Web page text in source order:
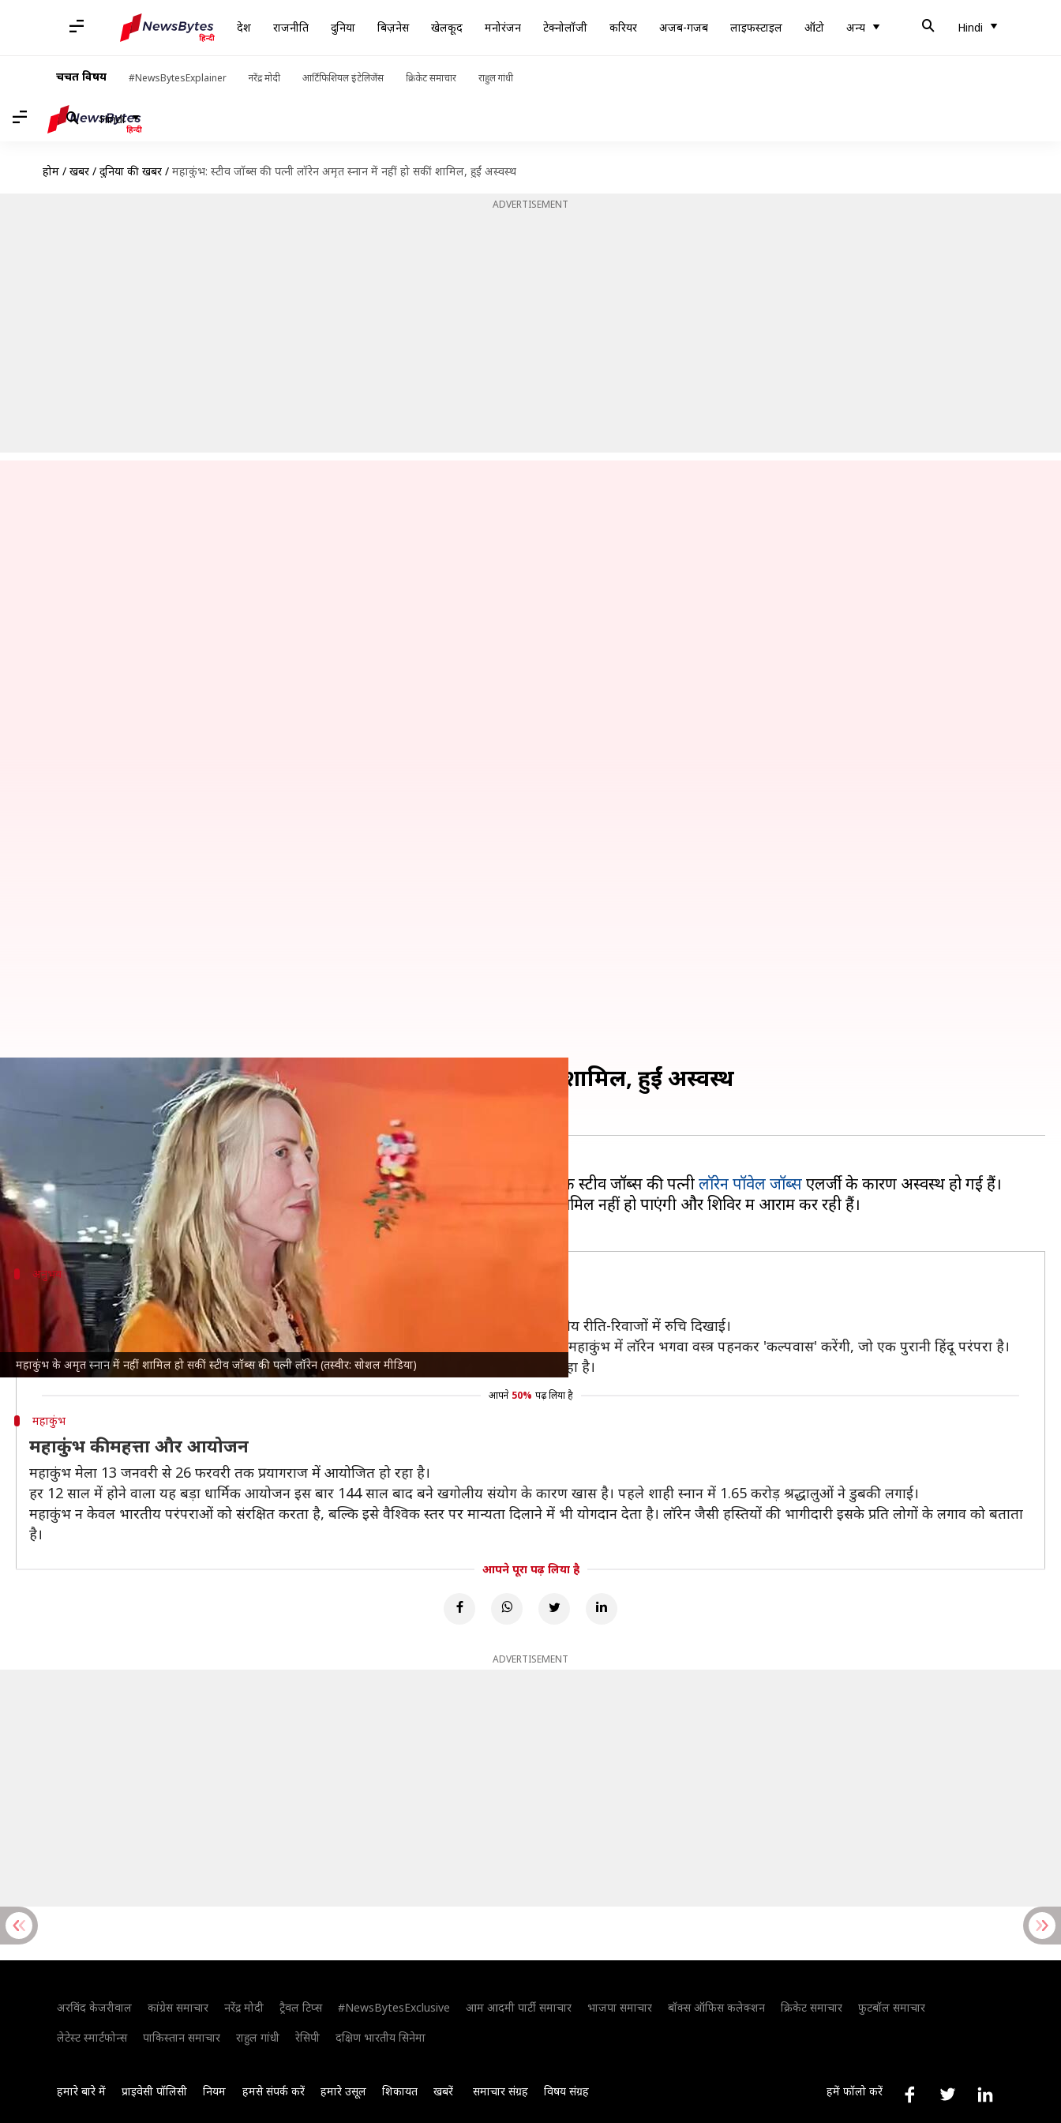
देश राजनीति दुनिया बिज़नेस खेलकूद मनोरंजन टेक्नोलॉजी करियर अजब-गजब लाइफस्टाइल ऑटो अन्य Hindi
चर्चित विषय #NewsBytesExplainer नरेंद्र मोदी आर्टिफिशियल इंटेलिजेंस क्रिकेट समाचार राहुल गांधी
Hindi
होम / खबरें / दुनिया की खबरें / महाकुंभ: स्टीव जॉब्स की पत्नी लॉरेन अमृत स्नान में नहीं हो सकीं शामिल, हुईं अस्वस्थ
ADVERTISEMENT
महाकुंभ के अमृत स्नान में नहीं शामिल हो सकीं स्टीव जॉब्स की पत्नी लॉरेन (तस्वीर: सोशल मीडिया)
महाकुंभ: स्टीव जॉब्स की पत्नी लॉरेन अमृत स्नान में नहीं हो सकीं शामिल, हुईं अस्वस्थ
Jan 14, 2025 02:32 pm
महाकुंभके पहले अमृत स्नान में त्रिवेणी संगम पर डुबकी लगाने की तैयारी कर रहीं ऐपल के संस्थापक स्टीव जॉब्स की पत्नीलॉरेन पॉवेल जॉब्स
ANIकी रिपोर्ट के अनुसार, उनके गुरु स्वामी कैलाशानंद गिरि ने बताया है कि वह इस बार स्नान में शामिल नहीं हो पाएंगी और शिविर में आराम कर रही हैं।
अनुभव
लॉरेन का आध्यात्मिक अनुभव
लॉरेन ने हाल ही में वाराणसी स्थितकाशी विश्वनाथ मंदिरमें अपने गुरु के साथ पूजा-अर्चना की और भारतीय रीति-रिवाजों में रुचि दिखाई।
स्वामी कैलाशानंद ने उन्हें हिंदू नाम 'कमला' दिया और कहा है कि वह हमारी परंपराओं का आदर करती हैं। महाकुंभ में लॉरेन भगवा वस्त्र पहनकर 'कल्पवास' करेंगी, जो एक पुरानी हिंदू परंपरा है।
उनकी इस धार्मिक यात्रा को भारतीय संस्कृति और अध्यात्म के प्रति उनकी गहरी रुचि के रूप में देखा जा रहा है।
आपने 50% पढ़ लिया है
महाकुंभ
महाकुंभ की महत्ता और आयोजन
महाकुंभ मेला 13 जनवरी से 26 फरवरी तक प्रयागराज में आयोजित हो रहा है।
हर 12 साल में होने वाला यह बड़ा धार्मिक आयोजन इस बार 144 साल बाद बने खगोलीय संयोग के कारण खास है। पहले शाही स्नान में 1.65 करोड़ श्रद्धालुओं ने डुबकी लगाई।
महाकुंभ न केवल भारतीय परंपराओं को संरक्षित करता है, बल्कि इसे वैश्विक स्तर पर मान्यता दिलाने में भी योगदान देता है। लॉरेन जैसी हस्तियों की भागीदारी इसके प्रति लोगों के लगाव को बताता
है।
आपने पूरा पढ़ लिया है
ADVERTISEMENT
अरविंद केजरीवाल कांग्रेस समाचार नरेंद्र मोदी ट्रैवल टिप्स #NewsBytesExclusive आम आदमी पार्टी समाचार भाजपा समाचार बॉक्स ऑफिस कलेक्शन क्रिकेट समाचार
फुटबॉल समाचार
लेटेस्ट स्मार्टफोन्स
पाकिस्तान समाचार राहुल गांधी रेसिपी दक्षिण भारतीय सिनेमा
हमारे बारे में प्राइवेसी पॉलिसी नियम हमसे संपर्क करें हमारे उसूल शिकायत खबरें समाचार संग्रह विषय संग्रह हमें फॉलो करें